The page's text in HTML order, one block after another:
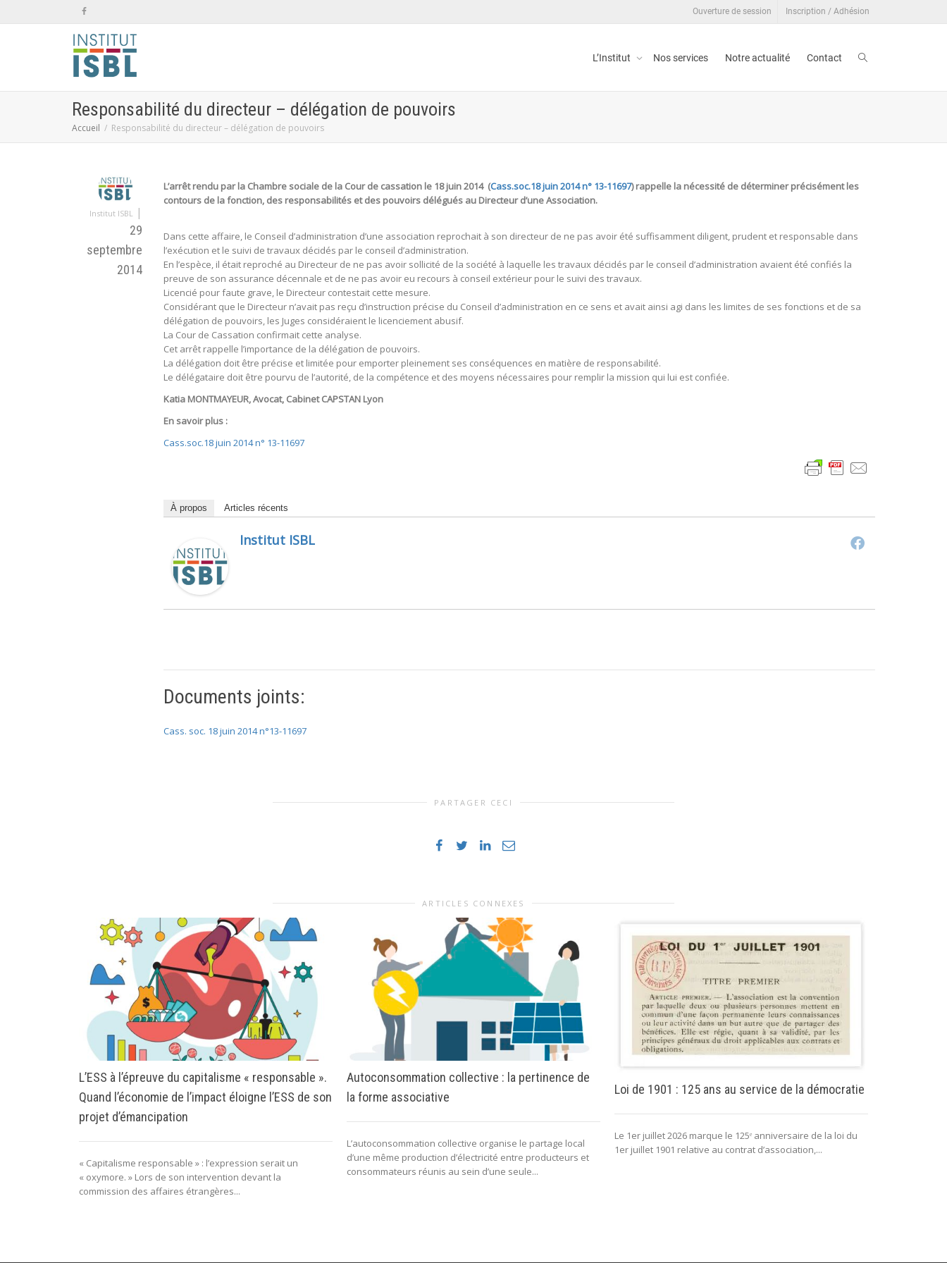
Ouverture de session Inscription / Adhésion
L’Institut Nos services Notre actualité Contact
Responsabilité du directeur – délégation de pouvoirs
Accueil Responsabilité du directeur – délégation de pouvoirs
Institut ISBL |
29
septembre
2014
L’arrêt rendu par la Chambre sociale de la Cour de cassation le 18 juin 2014 (Cass.soc.18 juin 2014 n° 13-11697) rappelle la nécessité de déterminer précisément les
contours de la fonction, des responsabilités et des pouvoirs délégués au Directeur d’une Association.
Dans cette affaire, le Conseil d’administration d’une association reprochait à son directeur de ne pas avoir été suffisamment diligent, prudent et responsable dans
l’exécution et le suivi de travaux décidés par le conseil d’administration.
En l’espèce, il était reproché au Directeur de ne pas avoir sollicité de la société à laquelle les travaux décidés par le conseil d’administration avaient été confiés la
preuve de son assurance décennale et de ne pas avoir eu recours à conseil extérieur pour le suivi des travaux.
Licencié pour faute grave, le Directeur contestait cette mesure.
Considérant que le Directeur n’avait pas reçu d’instruction précise du Conseil d’administration en ce sens et avait ainsi agi dans les limites de ses fonctions et de sa
délégation de pouvoirs, les Juges considéraient le licenciement abusif.
La Cour de Cassation confirmait cette analyse.
Cet arrêt rappelle l’importance de la délégation de pouvoirs.
La délégation doit être précise et limitée pour emporter pleinement ses conséquences en matière de responsabilité.
Le délégataire doit être pourvu de l’autorité, de la compétence et des moyens nécessaires pour remplir la mission qui lui est confiée.
Katia MONTMAYEUR, Avocat, Cabinet CAPSTAN Lyon
En savoir plus :
Cass.soc.18 juin 2014 n° 13-11697
À propos Articles récents
Institut ISBL
Documents joints:
Cass. soc. 18 juin 2014 n°13-11697
PARTAGER CECI
ARTICLES CONNEXES
L’ESS à l’épreuve du capitalisme « responsable ».
Quand l’économie de l’impact éloigne l’ESS de son
projet d’émancipation
« Capitalisme responsable » : l’expression serait un
« oxymore. » Lors de son intervention devant la
commission des affaires étrangères...
Autoconsommation collective : la pertinence de
la forme associative
L’autoconsommation collective organise le partage local
d’une même production d’électricité entre producteurs et
consommateurs réunis au sein d’une seule...
Loi de 1901 : 125 ans au service de la démocratie
Le 1er juillet 2026 marque le 125ᵉ anniversaire de la loi du
1er juillet 1901 relative au contrat d’association,...